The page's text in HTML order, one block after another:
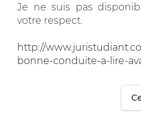
Je ne suis pas
votre respect.
http://
bonne-conduite-a-lire-